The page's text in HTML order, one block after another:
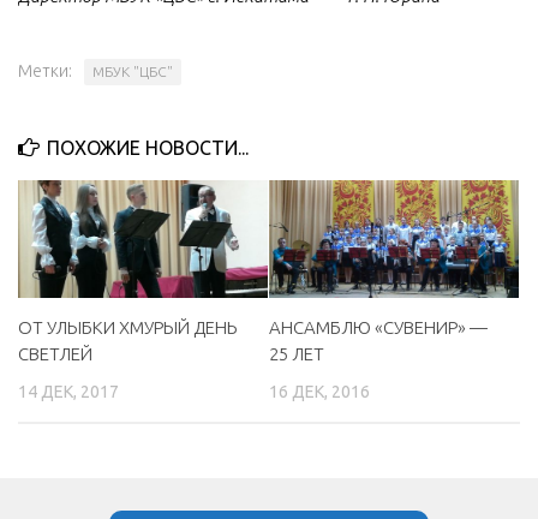
Метки: МБУК "ЦБС"
ПОХОЖИЕ НОВОСТИ...
ОТ УЛЫБКИ ХМУРЫЙ ДЕНЬ
СВЕТЛЕЙ
14 ДЕК, 2017
АНСАМБЛЮ «СУВЕНИР» —
25 ЛЕТ
16 ДЕК, 2016